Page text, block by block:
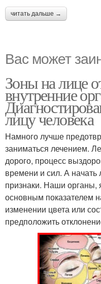
читать дальше →
Вас может
Зоны на лице
внутренние
лицу человека
Намного лучше
заниматься лечением.
дорого, процесс
времени и сил. А
признаки. Наши органы,
основным показателем
изменении цвета или
предположить